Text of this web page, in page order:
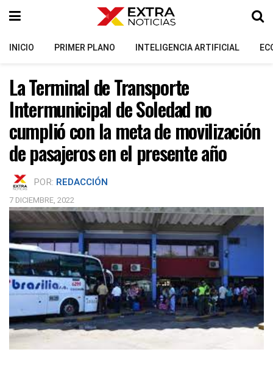
INICIO PRIMER PLANO INTELIGENCIA ARTIFICIAL
La Terminal de Transporte
Intermunicipal de Soledad no
cumplió con la meta de movilización
de pasajeros en el presente año
POR: REDACCIÓN
7 DICIEMBRE, 2022